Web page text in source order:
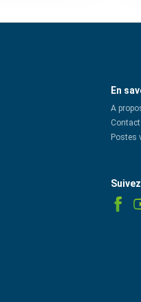
En
A
Contact
Postes